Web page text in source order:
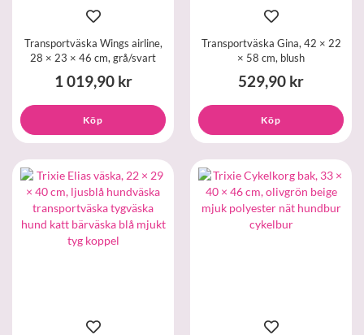
Transportväska Wings airline,
28 × 23 × 46 cm, grå/svart
1 019,90 kr
Köp
Transportväska Gina, 42 × 22
× 58 cm, blush
529,90 kr
Köp